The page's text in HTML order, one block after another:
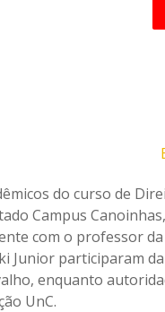
do curso de
Campus
com o professor
Junior participaram
enquanto
UnC.